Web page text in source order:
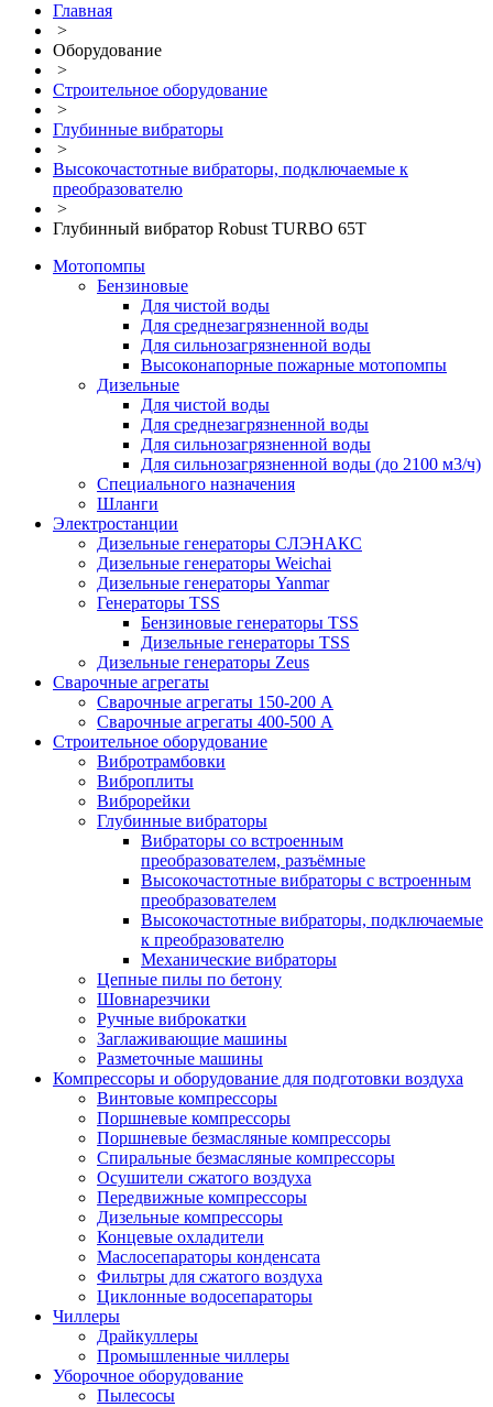
Главная
>
Оборудование
>
Строительное оборудование
>
Глубинные вибраторы
>
Высокочастотные вибраторы, подключаемые к
преобразователю
>
Глубинный вибратор Robust TURBO 65T
Мотопомпы
Бензиновые
Для чистой воды
Для среднезагрязненной воды
Для сильнозагрязненной воды
Высоконапорные пожарные мотопомпы
Дизельные
Для чистой воды
Для среднезагрязненной воды
Для сильнозагрязненной воды
Для сильнозагрязненной воды (до 2100 м3/ч)
Специального назначения
Шланги
Электростанции
Дизельные генераторы СЛЭНАКС
Дизельные генераторы Weichai
Дизельные генераторы Yanmar
Генераторы TSS
Бензиновые генераторы TSS
Дизельные генераторы TSS
Дизельные генераторы Zeus
Сварочные агрегаты
Сварочные агрегаты 150-200 А
Сварочные агрегаты 400-500 А
Строительное оборудование
Вибротрамбовки
Виброплиты
Виброрейки
Глубинные вибраторы
Вибраторы со встроенным
преобразователем, разъёмные
Высокочастотные вибраторы с встроенным
преобразователем
Высокочастотные вибраторы, подключаемые
к преобразователю
Механические вибраторы
Цепные пилы по бетону
Шовнарезчики
Ручные виброкатки
Заглаживающие машины
Разметочные машины
Компрессоры и оборудование для подготовки воздуха
Винтовые компрессоры
Поршневые компрессоры
Поршневые безмасляные компрессоры
Спиральные безмасляные компрессоры
Осушители сжатого воздуха
Передвижные компрессоры
Дизельные компрессоры
Концевые охладители
Маслосепараторы конденсата
Фильтры для сжатого воздуха
Циклонные водосепараторы
Чиллеры
Драйкуллеры
Промышленные чиллеры
Уборочное оборудование
Пылесосы